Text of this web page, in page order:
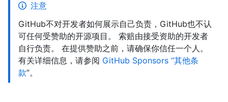
注意
GitHub不对开发者如何展示自己负责，GitHub也不认
可任何受赞助的开源项目。 索赔由接受资助的开发者
自行负责。 在提供赞助之前，请确保你信任一个人。
有关详细信息，请参阅 GitHub Sponsors “其他条
款”。